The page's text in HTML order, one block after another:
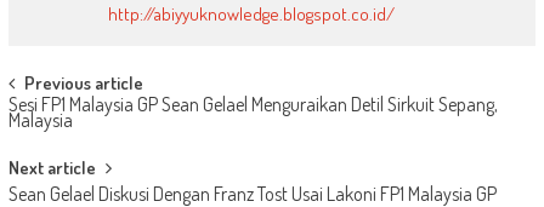
http://abiyyuknowledge.blogspot.co.id/
Post
navigation
Previous article
Sesi FP1 Malaysia GP Sean Gelael Menguraikan Detil Sirkuit Sepang,
Malaysia
Next article
Sean Gelael Diskusi Dengan Franz Tost Usai Lakoni FP1 Malaysia GP